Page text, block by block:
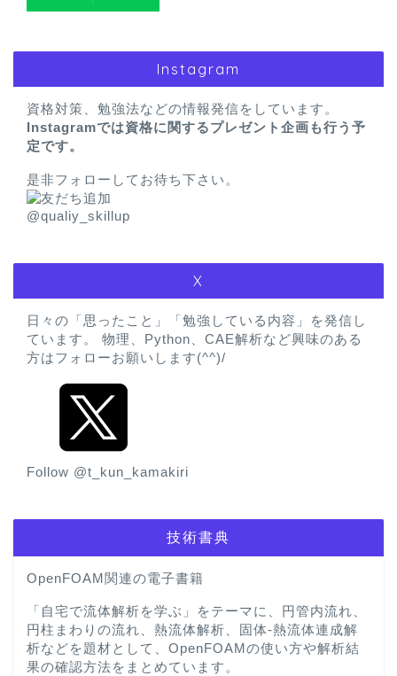
Instagram
資格対策、勉強法などの情報発信をしています。
Instagramでは資格に関するプレゼント企画も行う予
定です。
是非フォローしてお待ち下さい。
@qualiy_skillup
X
日々の「思ったこと」「勉強している内容」を発信し
ています。 物理、Python、CAE解析など興味のある
方はフォローお願いします(^^)/
Follow @t_kun_kamakiri
技術書典
OpenFOAM関連の電子書籍
「自宅で流体解析を学ぶ」をテーマに、円管内流れ、
円柱まわりの流れ、熱流体解析、固体-熱流体連成解
析などを題材として、OpenFOAMの使い方や解析結
果の確認方法をまとめています。